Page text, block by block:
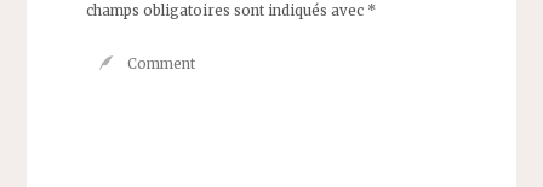
champs obligatoires sont indiqués avec *